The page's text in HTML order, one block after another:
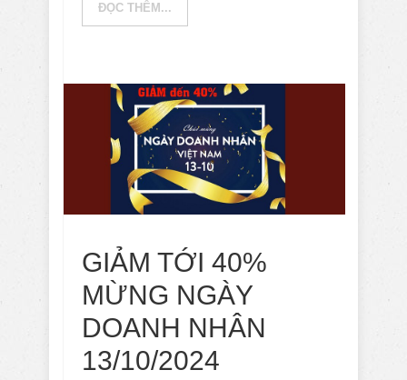
ĐỌC THÊM...
GIẢM TỚI 40%
MỪNG NGÀY
DOANH NHÂN
13/10/2024